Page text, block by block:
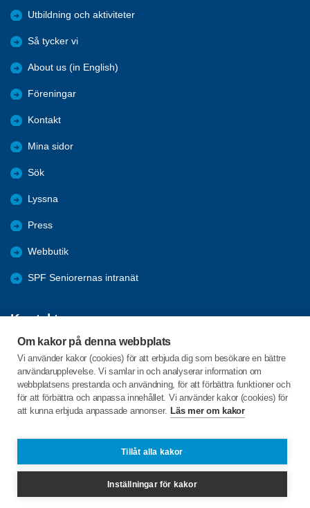
Om kakor på denna webbplats
Vi använder kakor (cookies) för att erbjuda dig som besökare en bättre
användarupplevelse. Vi samlar in och analyserar information om
webbplatsens prestanda och användning, för att förbättra funktioner och
för att förbättra och anpassa innehållet. Vi använder kakor (cookies) för
att kunna erbjuda anpassade annonser. Läs mer om kakor
Tillåt alla kakor
Inställningar för kakor
Utbildning och aktiviteter
Så tycker vi
About us (in English)
Föreningar
Kontakt
Mina sidor
Sök
Lyssna
Press
Webbutik
SPF Seniorernas intranät
Kontakta oss
Förbundets växel har öppet måndag - fredag, 09:00 - 15:00 med
stängt för lunch 12:00-13:00.